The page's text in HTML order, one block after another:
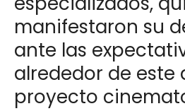
manifestaron su
ante las
alrededor de este
proyecto